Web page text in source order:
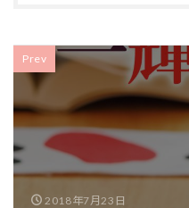
Prev
2018年7月23日